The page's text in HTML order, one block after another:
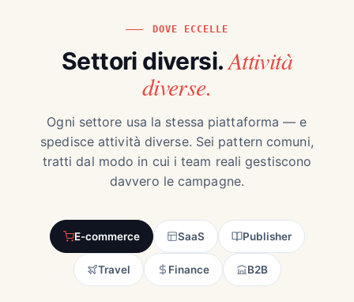
DOVE ECCELLE
Settori diversi.Attività
diverse.
Ogni settore usa la stessa piattaforma — e
spedisce attività diverse. Sei pattern comuni,
tratti dal modo in cui i team reali gestiscono
davvero le campagne.
E-commerce SaaS Publisher
Travel Finance B2B